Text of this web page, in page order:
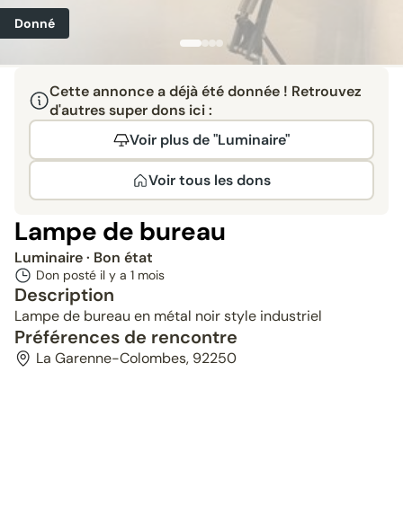
Donné
Cette annonce a déjà été donnée ! Retrouvez
d'autres super dons ici :
Voir plus de "Luminaire"
Voir tous les dons
Lampe de bureau
Luminaire· Bon état
Don posté il y a 1 mois
Description
Lampe de bureau en métal noir style industriel
Préférences de rencontre
La Garenne-Colombes, 92250